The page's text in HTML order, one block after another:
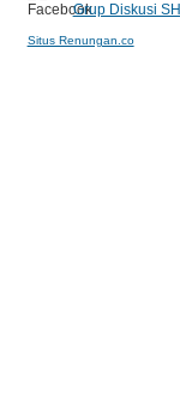
Grup Diskusi SH
Situs Renungan.co